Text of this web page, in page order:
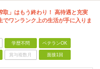
取」はもう終わり！ 高待遇と充実
でワンランク上の生活が手に入りま
学歴不問 ベテランOK
賞与複数月 面接1回